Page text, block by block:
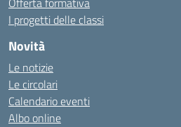
I progetti delle classi
Novità
Le notizie
Le circolari
Calendario eventi
Albo online